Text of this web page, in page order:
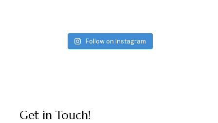
Follow on Instagram
Get in Touch!